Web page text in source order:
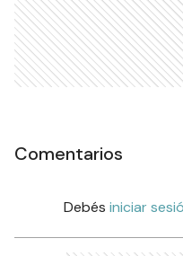
Comentarios
Debés iniciar